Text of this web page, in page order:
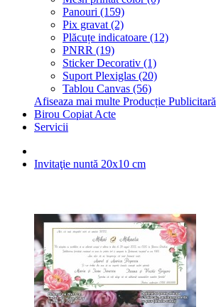
Panouri (159)
Pix gravat (2)
Plăcuțe indicatoare (12)
PNRR (19)
Sticker Decorativ (1)
Suport Plexiglas (20)
Tablou Canvas (56)
Afiseaza mai multe Producție Publicitară
Birou Copiat Acte
Servicii
Invitaţie nuntă 20x10 cm